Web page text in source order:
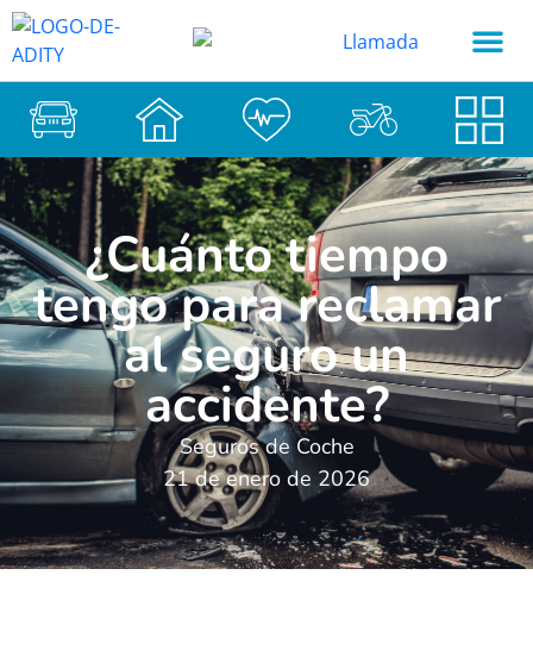
¿Cuánto tiempo
tengo para reclamar
al seguro un
accidente?
Seguros de Coche
21 de enero de 2026